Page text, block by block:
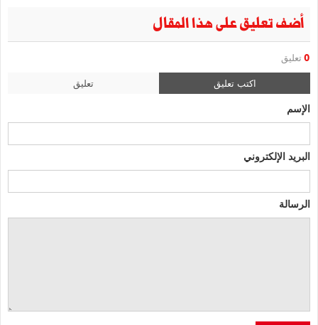
أضف تعليق على هذا المقال
0 تعليق
اكتب تعليق تعليق
الإسم
البريد الإلكتروني
الرسالة